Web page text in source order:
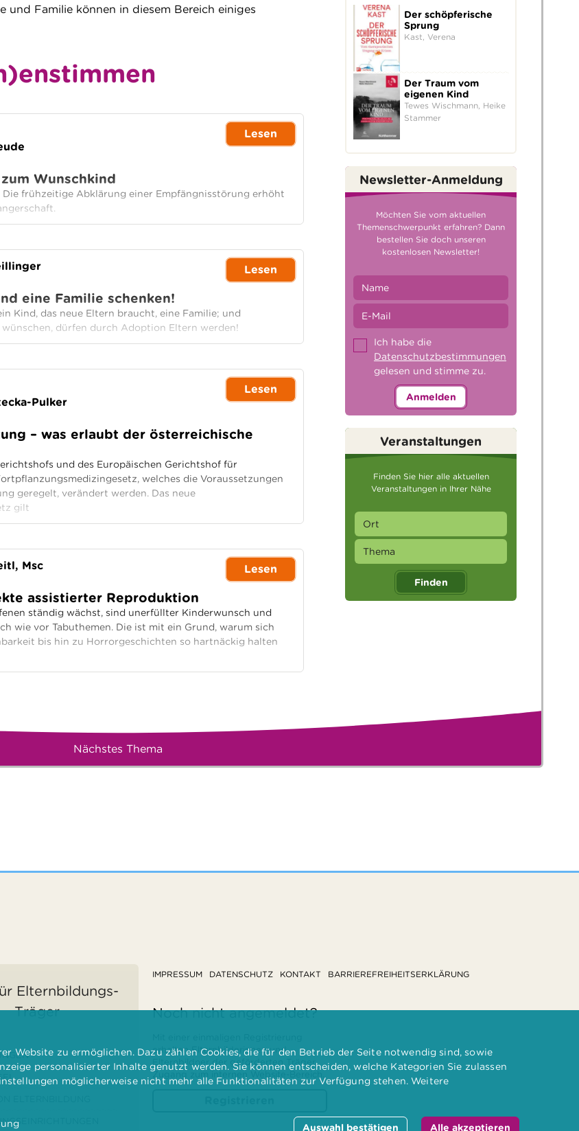
und Familie können in diesem Bereich einiges
Lesen
Wunschkind
Die frühzeitige Abklärung einer Empfängnisstörung erhöht
Lesen
eine Familie schenken!
Kind, das neue Eltern braucht, eine Familie; und
wünschen, dürfen durch Adoption Eltern werden!
Pulker
Lesen
– was erlaubt der österreichische
und des Europäischen Gerichtshof für
welches die Voraussetzungen
geregelt, verändert werden. Das neue
gilt
Msc Lesen
assistierter Reproduktion
ständig wächst, sind unerfüllter Kinderwunsch und
wie vor Tabuthemen. Die ist mit ein Grund, warum sich
bis hin zu Horrorgeschichten so hartnäckig halten
Der schöpferische
Sprung
Kast, Verena
Der Traum vom
eigenen Kind
Tewes Wischmann, Heike
Stammer
Newsletter-Anmeldung
Möchten Sie vom aktuellen
Themenschwerpunkt erfahren? Dann
bestellen Sie doch unseren
kostenlosen Newsletter!
Ich habe die
Datenschutzbestimmungen
gelesen und stimme zu.
Anmelden
Veranstaltungen
Finden Sie hier alle aktuellen
Veranstaltungen in Ihrer Nähe
Finden
Nächstes Thema
Elternbildungs-
Träger
ELTERNBILDUNG
IMPRESSUM DATENSCHUTZ KONTAKT BARRIEREFREIHEITSERKLÄRUNG
Noch nicht angemeldet?
erhalten Elternbilderinnen und
Elternbildner der geförderten Träger
Zugang zum internen Website-Bereich.
Website zu ermöglichen. Dazu zählen Cookies, die für den Betrieb der Seite notwendig sind, sowie
personalisierter Inhalte genutzt werden. Sie können entscheiden, welche Kategorien Sie zulassen
möglicherweise nicht mehr alle Funktionalitäten zur Verfügung stehen. Weitere
Auswahl bestätigen Alle akzeptieren